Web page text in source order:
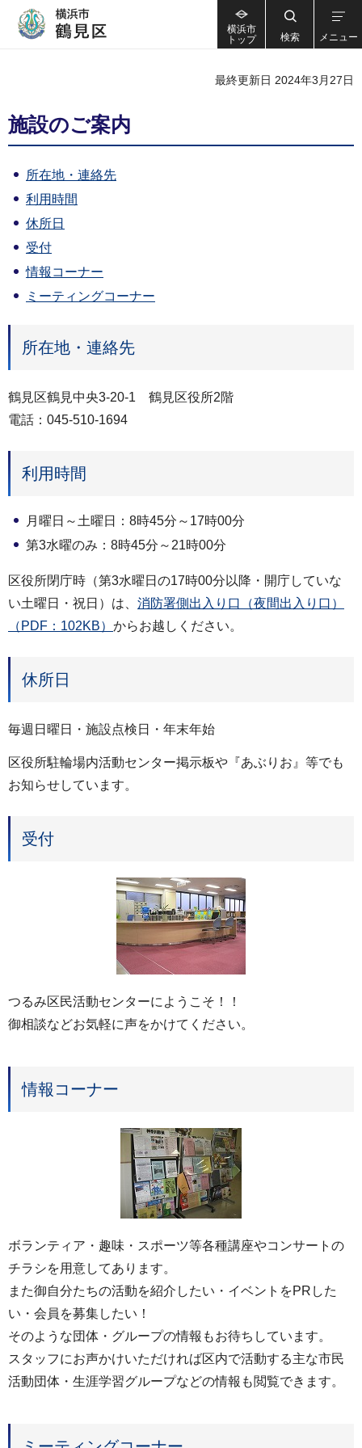
横浜市
トップ
検索 メニュー
最終更新日 2024年3月27日
施設のご案内
所在地・連絡先
利用時間
休所日
受付
情報コーナー
ミーティングコーナー
所在地・連絡先
鶴見区鶴見中央3-20-1 鶴見区役所2階
電話：045-510-1694
利用時間
月曜日～土曜日：8時45分～17時00分
第3水曜のみ：8時45分～21時00分
区役所閉庁時（第3水曜日の17時00分以降・開庁していな
い土曜日・祝日）は、 消防署側出入り口（夜間出入り口）
（PDF：102KB） からお越しください。
休所日
毎週日曜日・施設点検日・年末年始
区役所駐輪場内活動センター掲示板や『あぶりお』等でも
お知らせしています。
受付
つるみ区民活動センターにようこそ！！
御相談などお気軽に声をかけてください。
情報コーナー
ボランティア・趣味・スポーツ等各種講座やコンサートの
チラシを用意してあります。
また御自分たちの活動を紹介したい・イベントをPRした
い・会員を募集したい！
そのような団体・グループの情報もお待ちしています。
スタッフにお声かけいただければ区内で活動する主な市民
活動団体・生涯学習グループなどの情報も閲覧できます。